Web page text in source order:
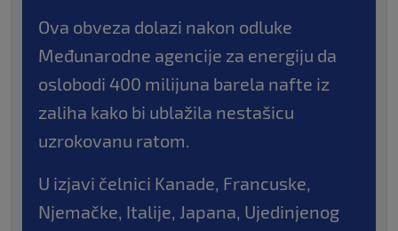
Ova obveza dolazi nakon odluke
Međunarodne agencije za energiju da
oslobodi 400 milijuna barela nafte iz
zaliha kako bi ublažila nestašicu
uzrokovanu ratom.
U izjavi čelnici Kanade, Francuske,
Njemačke, Italije, Japana, Ujedinjenog